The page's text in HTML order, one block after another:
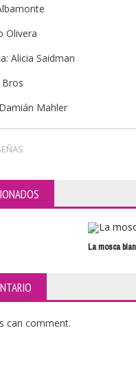
Olivera
Alicia Saidman
Mahler
La mosca
can comment.